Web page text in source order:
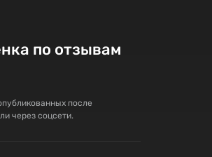
по отзывам
после
через соцсети.